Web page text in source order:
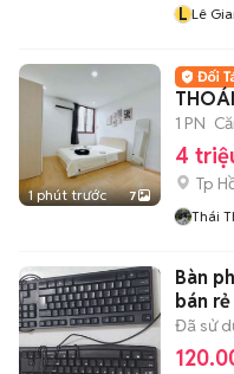
L Lê
1 phút trước 7
NGAY
1 PN
4
Tp
Thái
Bàn
bán
Đã sử